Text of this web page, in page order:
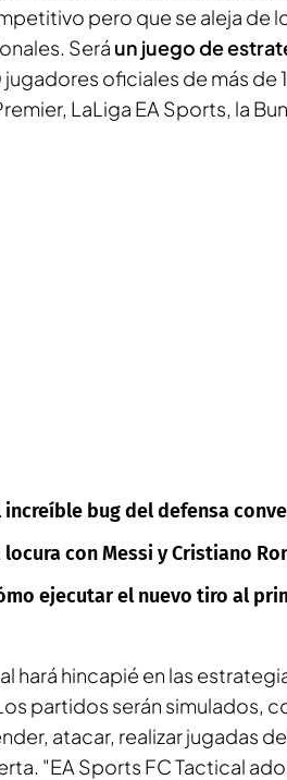
pero que se aleja de
Será un juego de
oficiales de más de
LaLiga EA Sports, la
increíble bug del defensa
locura con Messi y Cristiano
ejecutar el nuevo tiro al
hará hincapié en las
partidos serán simulados,
atacar, realizar jugadas
"EA Sports FC Tactical